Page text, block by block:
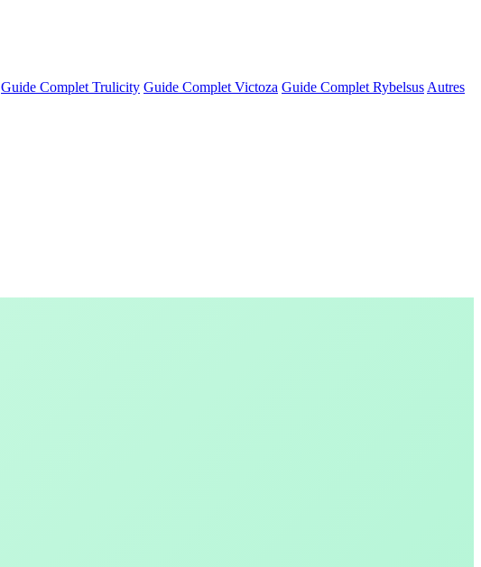
Guide Complet Trulicity Guide Complet Victoza Guide Complet Rybelsus Autres